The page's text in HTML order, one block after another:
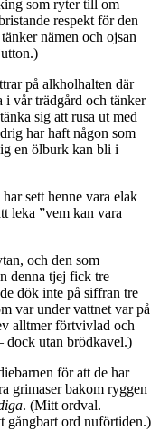
som ryter till om
respekt för den
nämen och ojsan
på alkholhalten där
i vår trädgård och tänker
sig att rusa ut med
har haft någon som
en ölburk kan bli i
sett henne vara elak
leka ”vem kan vara
och den som
denna tjej fick tre
dök inte på siffran tre
var under vattnet var på
alltmer förtvivlad och
dock utan brödkavel.)
för att de har
grimaser bakom ryggen
. (Mitt ordval.
gångbart ord nuförtiden.)